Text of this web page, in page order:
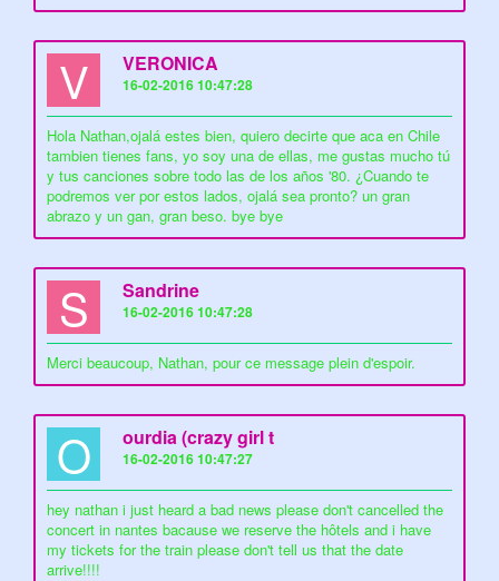
V VERONICA
16-02-2016 10:47:28
Hola Nathan,ojalá estes bien, quiero decirte que aca en Chile
tambien tienes fans, yo soy una de ellas, me gustas mucho tú
y tus canciones sobre todo las de los años '80. ¿Cuando te
podremos ver por estos lados, ojalá sea pronto? un gran
abrazo y un gan, gran beso. bye bye
S Sandrine
16-02-2016 10:47:28
Merci beaucoup, Nathan, pour ce message plein d'espoir.
O ourdia (crazy girl t
16-02-2016 10:47:27
hey nathan i just heard a bad news please don't cancelled the
concert in nantes bacause we reserve the hôtels and i have
my tickets for the train please don't tell us that the date
arrive!!!!